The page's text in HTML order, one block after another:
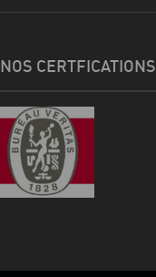
NOS CERTFICATIONS